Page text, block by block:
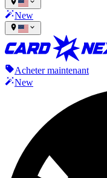
New
Acheter maintenant
New